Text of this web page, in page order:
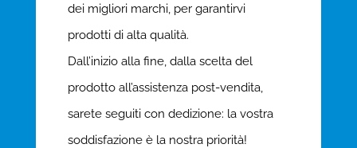
dei migliori marchi, per garantirvi
prodotti di alta qualità.
Dall’inizio alla fine, dalla scelta del
prodotto all’assistenza post-vendita,
sarete seguiti con dedizione: la vostra
soddisfazione è la nostra priorità!